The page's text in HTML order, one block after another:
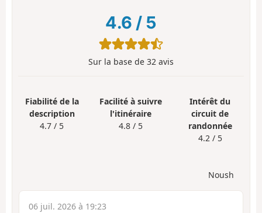
4.6 / 5
Sur la base de 32 avis
Fiabilité de la
description
4.7 / 5
Facilité à suivre
l'itinéraire
4.8 / 5
Intérêt du
circuit de
randonnée
4.2 / 5
Noush
06 juil. 2026 à 19:23